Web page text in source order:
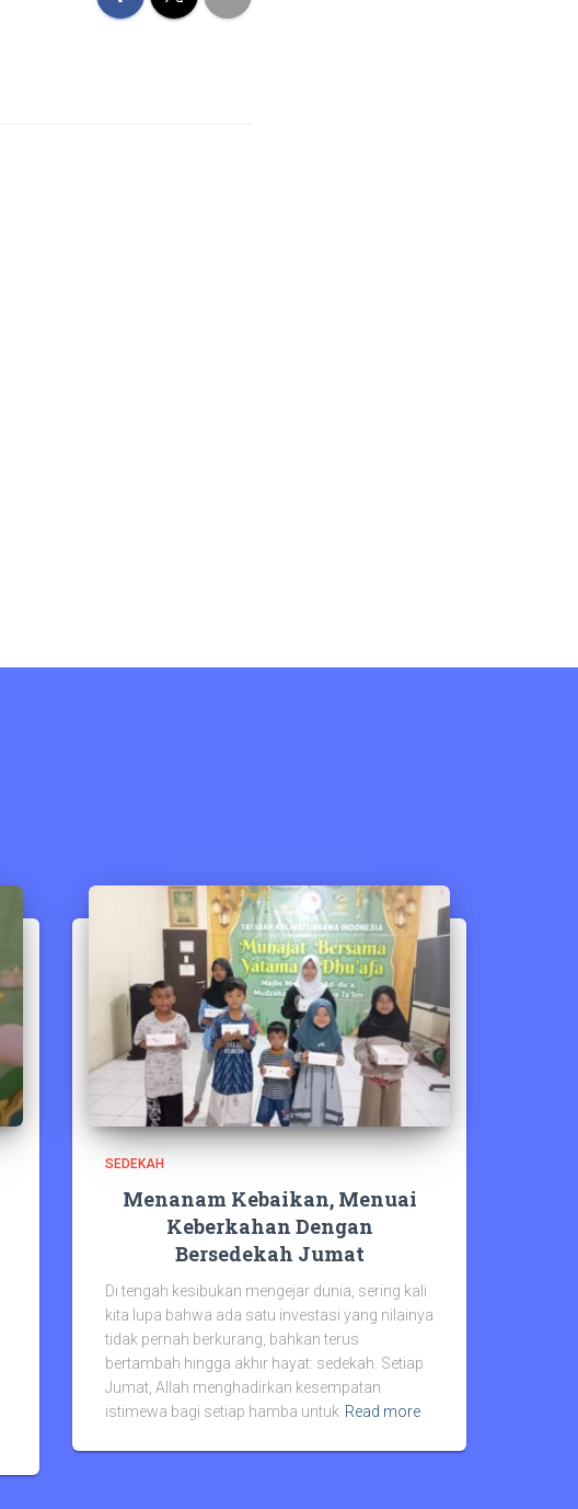
SEDEKAH
Menanam Kebaikan, Menuai
Keberkahan Dengan
Bersedekah Jumat
Di tengah kesibukan mengejar dunia, sering kali
kita lupa bahwa ada satu investasi yang nilainya
tidak pernah berkurang, bahkan terus
bertambah hingga akhir hayat: sedekah. Setiap
Jumat, Allah menghadirkan kesempatan
istimewa bagi setiap hamba untuk Read more